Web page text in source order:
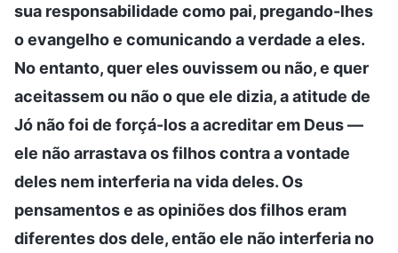
sua responsabilidade como pai, pregando-lhes
o evangelho e comunicando a verdade a eles.
No entanto, quer eles ouvissem ou não, e quer
aceitassem ou não o que ele dizia, a atitude de
Jó não foi de forçá-los a acreditar em Deus —
ele não arrastava os filhos contra a vontade
deles nem interferia na vida deles. Os
pensamentos e as opiniões dos filhos eram
diferentes dos dele, então ele não interferia no